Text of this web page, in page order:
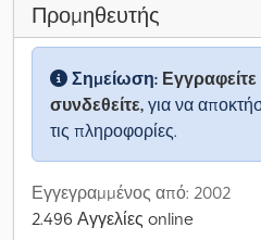
Προμηθευτής
Σημείωση:
συνδεθείτε, για να
τις πληροφορίες.
Εγγεγραμμένος από: 2002
2.496 Αγγελίες online